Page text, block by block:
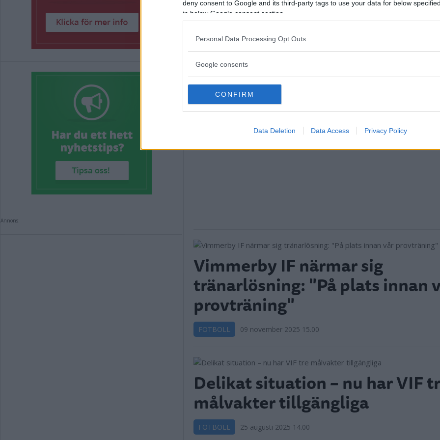
deny consent to Google and its third-party tags to use your data for below
in below Google consent section.
Personal Data Processing Opt Outs
Google consents
CONFIRM
Data Deletion Data Access Privacy Policy
Annons:
tränarduon: "Spännande
FOTBOLL 27 november 2025 20.00
Annons:
Vimmerby IF närmar sig
tränarlösning: "På plats innan
provträning"
FOTBOLL 09 november 2025 15.00
Delikat situation – nu har VIF
målvakter tillgängliga
FOTBOLL 25 augusti 2025 14.00